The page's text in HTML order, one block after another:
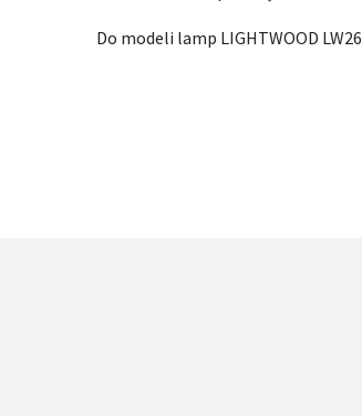
Do modeli lamp LIGHTWOOD LW26